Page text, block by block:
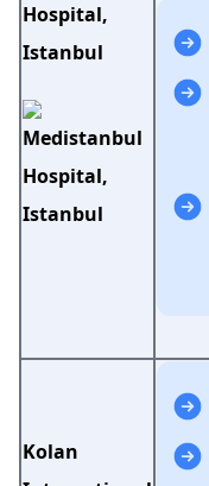
Hospital,
Istanbul
Kolan